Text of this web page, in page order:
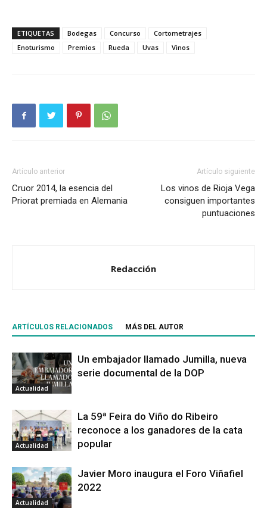
ETIQUETAS Bodegas Concurso
Cortometrajes
Enoturismo
Premios Rueda Uvas Vinos
Artículo anterior
Cruor 2014, la esencia del
Priorat premiada en Alemania
Artículo siguiente
Los vinos de Rioja Vega
consiguen importantes
puntuaciones
Redacción
ARTÍCULOS RELACIONADOS MÁS DEL AUTOR
Actualidad
Un embajador llamado Jumilla, nueva
serie documental de la DOP
Actualidad
La 59ª Feira do Viño do Ribeiro
reconoce a los ganadores de la cata
popular
Actualidad
Javier Moro inaugura el Foro Viñafiel
2022